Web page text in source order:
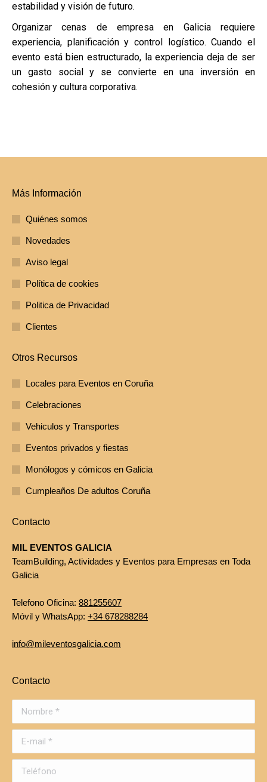
estabilidad y visión de futuro.
Organizar cenas de empresa en Galicia requiere
experiencia, planificación y control logístico. Cuando el
evento está bien estructurado, la experiencia deja de ser
un gasto social y se convierte en una inversión en
cohesión y cultura corporativa.
Más Información
Quiénes somos
Novedades
Aviso legal
Política de cookies
Politica de Privacidad
Clientes
Otros Recursos
Locales para Eventos en Coruña
Celebraciones
Vehiculos y Transportes
Eventos privados y fiestas
Monólogos y cómicos en Galicia
Cumpleaños De adultos Coruña
Contacto
MIL EVENTOS GALICIA
TeamBuilding, Actividades y Eventos para Empresas en Toda
Galicia
Telefono Oficina: 881255607
Móvil y WhatsApp: +34 678288284
info@mileventosgalicia.com
Contacto
Nombre *
E-mail *
Teléfono